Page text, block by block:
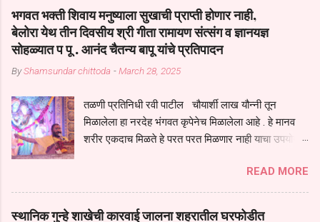
सुंदर निरूपण केले सध्य स्थितीचा काळ हा मानव जातीच्या परीक्षेचा काळ आहे
धर्ममंडपात बसलेली लोक ही खरच भाग्यवान आहेत कोरोना सारख्या महामारीत आपंण
जिवंत आहोत या महामारीतून जर आपल्याला वाचायचे असेल तर धार्मीक विचाराचा
आधार आपल्याला घ्यावाच लागेल महामारीच्या काळात वारकरी सप्रदायच खूप मोठा
आधार आहे सध्य स्थितीत मानव जातीची मानसीक अवस्था सक्षम असणे गरजेचे आहे
सगळ्याना करून दीली आहे मनुष्याच्या आयुष्यातील नामसाधना ही त्याच्यासाठी खूप
मोठा आधार असते परतू आज काल तीच साधना करण्याचा आळस आ...
भगवत भक्ती शिवाय मनुष्याला सुखाची प्राप्ती होणार नाही,
बेलोरा येथ तीन दिवसीय श्री गीता रामायण संत्संग व ज्ञानयज्ञ
सोहळ्यात प पू . आनंद चैतन्य बापू यांचे प्रतिपादन
ByShamsundar chittoda -March 28, 2025
तळणी प्रतिनिधी रवी पाटील चौयार्शी लाख यौन्नी तून
मिळालेला हा नरदेह भंगवत कृपेनेच मिळालेला आहे . हे मानव
शरीर एकदाच मिळते हे परत परत मिळणार नाही याचा उपयोग
संचय सारखे असतील तेव्हाच मनुष्य जन्म मिळतो . . परतू
पुण्याचा संचय जर जास्त असेल तर तुम्हाला स्वर्गातील देवत्व
प्राप्त झाल्याशिवाय राहणार नाही . मानव शरीर हे हिर्यापेक्षा
READ MORE
स्थानिक गुन्हे शाखेची कारवाई जालना शहरातील घरफोडीत